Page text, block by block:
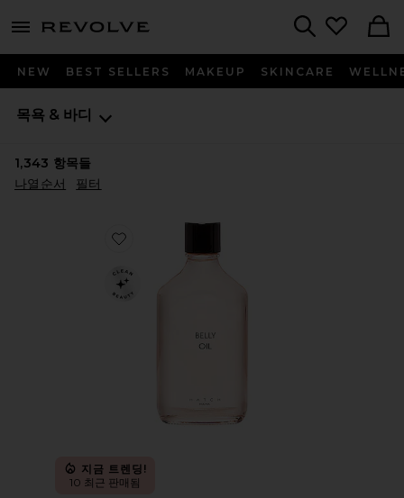
menu - shows more content
NEW BEST SELLERS MAKEUP SKINCARE
목욕 & 바디
1,343 항목들
나열순서
필터
Favorite Belly Oil
지금 트렌딩!
10 최근 판매됨